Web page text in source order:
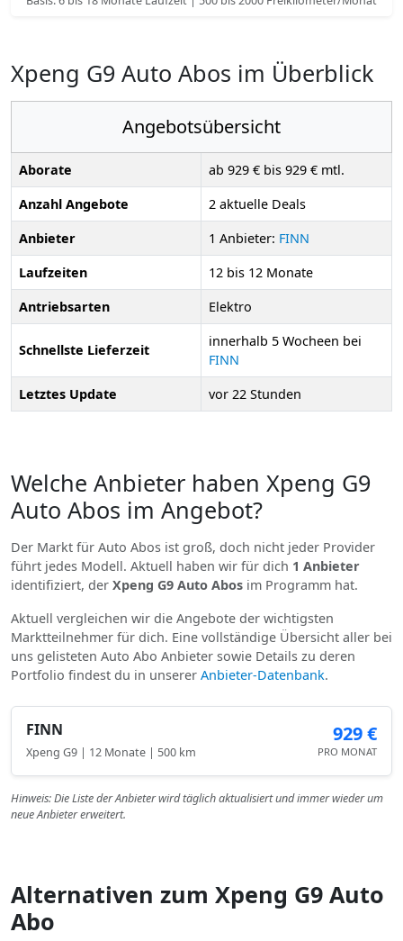
Xpeng G9 Auto Abos im Überblick
Angebotsübersicht
Aborate
ab 929 € bis 929 € mtl.
Anzahl Angebote
2 aktuelle Deals
Anbieter
1 Anbieter: FINN
Laufzeiten
12 bis 12 Monate
Antriebsarten
Elektro
Schnellste Lieferzeit
innerhalb 5 Wocheen bei
FINN
Letztes Update
vor 22 Stunden
Welche Anbieter haben Xpeng G9
Auto Abos im Angebot?
Der Markt für Auto Abos ist groß, doch nicht jeder Provider
führt jedes Modell. Aktuell haben wir für dich 1 Anbieter
identifiziert, der Xpeng G9 Auto Abos im Programm hat.
Aktuell vergleichen wir die Angebote der wichtigsten
Marktteilnehmer für dich. Eine vollständige Übersicht aller bei
uns gelisteten Auto Abo Anbieter sowie Details zu deren
Portfolio findest du in unserer Anbieter-Datenbank.
FINN
Xpeng G9 | 12 Monate | 500 km
929 €
PRO MONAT
Hinweis: Die Liste der Anbieter wird täglich aktualisiert und immer wieder um
neue Anbieter erweitert.
Alternativen zum Xpeng G9 Auto
Abo